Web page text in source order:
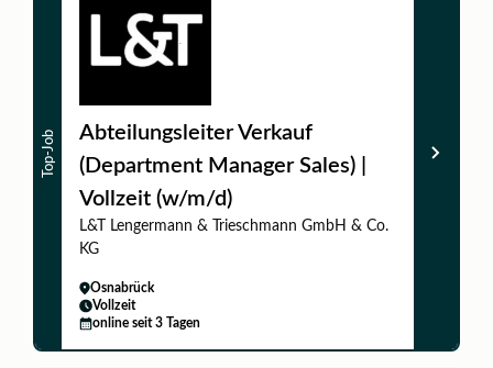
Top-Job
Abteilungsleiter Verkauf
(Department Manager Sales) |
Vollzeit (w/m/d)
L&T Lengermann & Trieschmann GmbH & Co.
KG
Osnabrück
Vollzeit
online seit 3 Tagen